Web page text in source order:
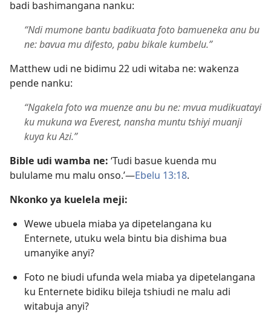
badi bashimangana nanku:
“Ndi mumone bantu badikuata foto bamueneka anu bu
ne: bavua mu difesto, pabu bikale kumbelu.”
Matthew udi ne bidimu 22 udi witaba ne: wakenza
pende nanku:
“Ngakela foto wa muenze anu bu ne: mvua mudikuatayi
ku mukuna wa Everest, nansha muntu tshiyi muanji
kuya ku Azi.”
Bible udi wamba ne: ‘Tudi basue kuenda mu
bululame mu malu onso.’​—Ebelu 13:18.
Nkonko ya kuelela meji:
Wewe ubuela miaba ya dipetelangana ku
Enternete, utuku wela bintu bia dishima bua
umanyike anyi?
Foto ne biudi ufunda wela miaba ya dipetelangana
ku Enternete bidiku bileja tshiudi ne malu adi
witabuja anyi?